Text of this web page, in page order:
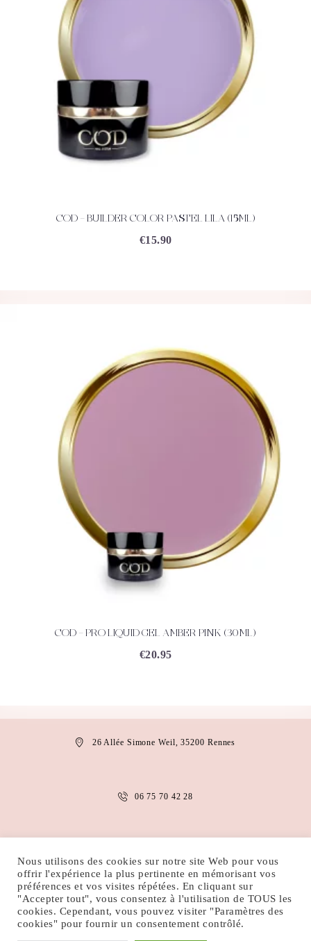
ACHETEZ DÉTAILS
COD – BUILDER COLOR PASTEL LILA (15ML)
€15.90
ACHETEZ DÉTAILS
COD – PRO LIQUID GEL AMBER PINK (30ML)
€20.95
26 Allée Simone Weil, 35200 Rennes
06 75 70 42 28
MENTIONS LÉGALES CONDITIONS D’UTILISATION
POLITIQUE DE COOKIES POLITIQUE DE CONFIDENTIALITÉ
Nous utilisons des cookies sur notre site Web pour vous
offrir l'expérience la plus pertinente en mémorisant vos
préférences et vos visites répétées. En cliquant sur
"Accepter tout", vous consentez à l'utilisation de TOUS les
cookies. Cependant, vous pouvez visiter "Paramètres des
cookies" pour fournir un consentement contrôlé.